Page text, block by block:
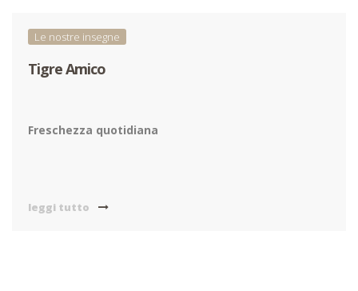
Le nostre insegne
Tigre Amico
Freschezza quotidiana
leggi tutto